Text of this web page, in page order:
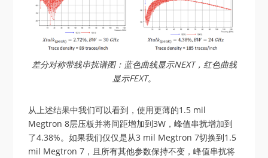
差分对称带线串扰谱图：蓝色曲线显示NEXT，红色曲线
显示FEXT。
从上述结果中我们可以看到，使用更薄的1.5 mil
Megtron 8层压板并将间距增加到3W，峰值串扰增加到
了4.38%。如果我们仅仅是从3 mil Megtron 7切换到1.5
mil Megtron 7，且所有其他参数保持不变，峰值串扰将